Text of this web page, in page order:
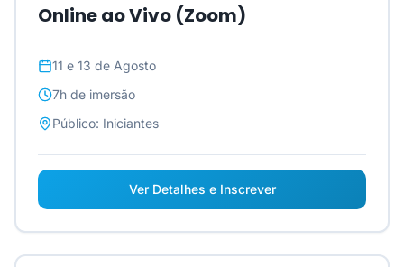
Online ao Vivo (Zoom)
11 e 13 de Agosto
7h de imersão
Público: Iniciantes
Ver Detalhes e Inscrever